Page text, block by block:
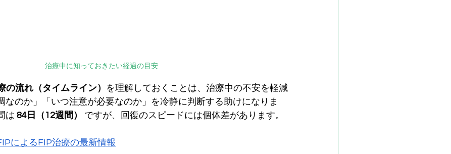
治療中に知っておきたい経過の目安
の流れ（タイムライン）
を理解しておくことは、治療中の不安を軽減
なのか」「いつ注意が必要なのか」を冷静に判断する助けになりま
は 84日（12週間） ですが、回復のスピードには個体差があります。
によるFIP治療の最新情報